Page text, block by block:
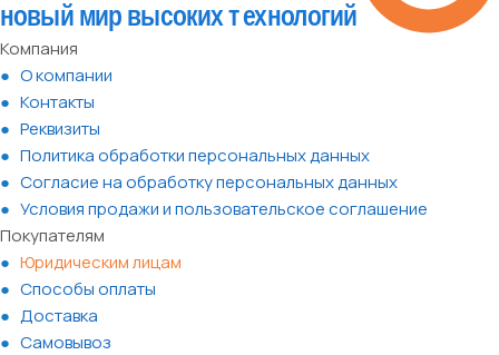
Компания
О компании
Контакты
Реквизиты
Политика обработки персональных данных
Согласие на обработку персональных данных
Условия продажи и пользовательское соглашение
Покупателям
Юридическим лицам
Способы оплаты
Доставка
Самовывоз